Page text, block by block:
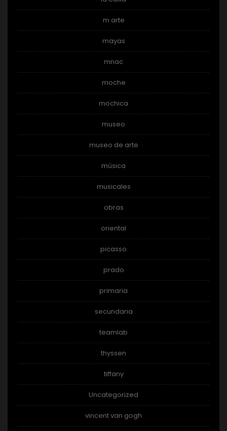
m arte
mayas
mnac
moche
mochica
museo
museo de arte
música
musicales
obras
oriental
picasso
prado
primaria
secundaria
teamlab
thyssen
tiffany
Uncategorized
vincent van gogh